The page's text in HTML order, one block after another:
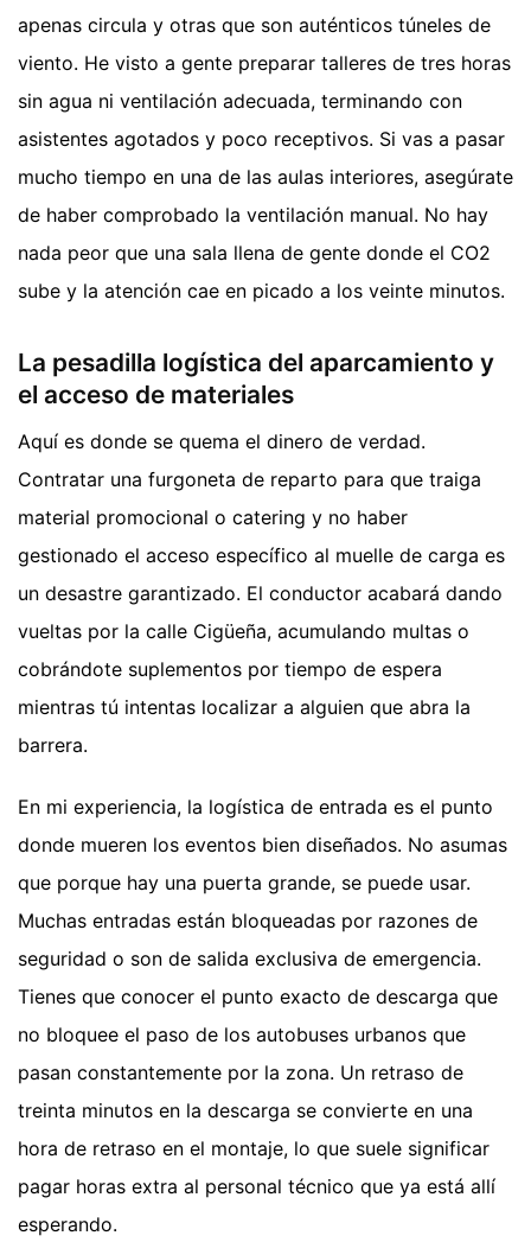
apenas circula y otras que son auténticos túneles de
viento. He visto a gente preparar talleres de tres horas
sin agua ni ventilación adecuada, terminando con
asistentes agotados y poco receptivos. Si vas a pasar
mucho tiempo en una de las aulas interiores, asegúrate
de haber comprobado la ventilación manual. No hay
nada peor que una sala llena de gente donde el CO2
sube y la atención cae en picado a los veinte minutos.
La pesadilla logística del aparcamiento y
el acceso de materiales
Aquí es donde se quema el dinero de verdad.
Contratar una furgoneta de reparto para que traiga
material promocional o catering y no haber
gestionado el acceso específico al muelle de carga es
un desastre garantizado. El conductor acabará dando
vueltas por la calle Cigüeña, acumulando multas o
cobrándote suplementos por tiempo de espera
mientras tú intentas localizar a alguien que abra la
barrera.
En mi experiencia, la logística de entrada es el punto
donde mueren los eventos bien diseñados. No asumas
que porque hay una puerta grande, se puede usar.
Muchas entradas están bloqueadas por razones de
seguridad o son de salida exclusiva de emergencia.
Tienes que conocer el punto exacto de descarga que
no bloquee el paso de los autobuses urbanos que
pasan constantemente por la zona. Un retraso de
treinta minutos en la descarga se convierte en una
hora de retraso en el montaje, lo que suele significar
pagar horas extra al personal técnico que ya está allí
esperando.